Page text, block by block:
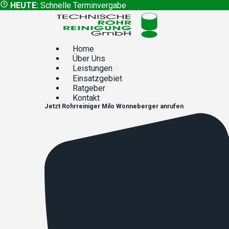
HEUTE: Schnelle Terminvergabe
Home
Über Uns
Leistungen
Einsatzgebiet
Ratgeber
Kontakt
Jetzt Rohrreiniger Milo Wonneberger anrufen